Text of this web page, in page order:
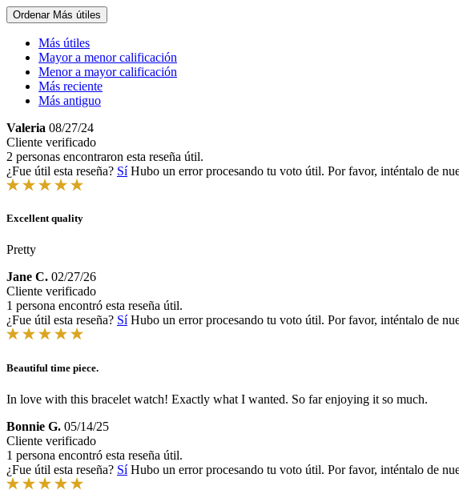
Ordenar Más útiles
Más útiles
Mayor a menor calificación
Menor a mayor calificación
Más reciente
Más antiguo
Valeria 08/27/24
Cliente verificado
2 personas encontraron esta reseña útil.
¿Fue útil esta reseña? Sí Hubo un error procesando tu voto útil. Por favor, inténtalo de
Excellent quality
Pretty
Jane C. 02/27/26
Cliente verificado
1 persona encontró esta reseña útil.
¿Fue útil esta reseña? Sí Hubo un error procesando tu voto útil. Por favor, inténtalo de
Beautiful time piece.
In love with this bracelet watch! Exactly what I wanted. So far enjoying it so much.
Bonnie G. 05/14/25
Cliente verificado
1 persona encontró esta reseña útil.
¿Fue útil esta reseña? Sí Hubo un error procesando tu voto útil. Por favor, inténtalo de